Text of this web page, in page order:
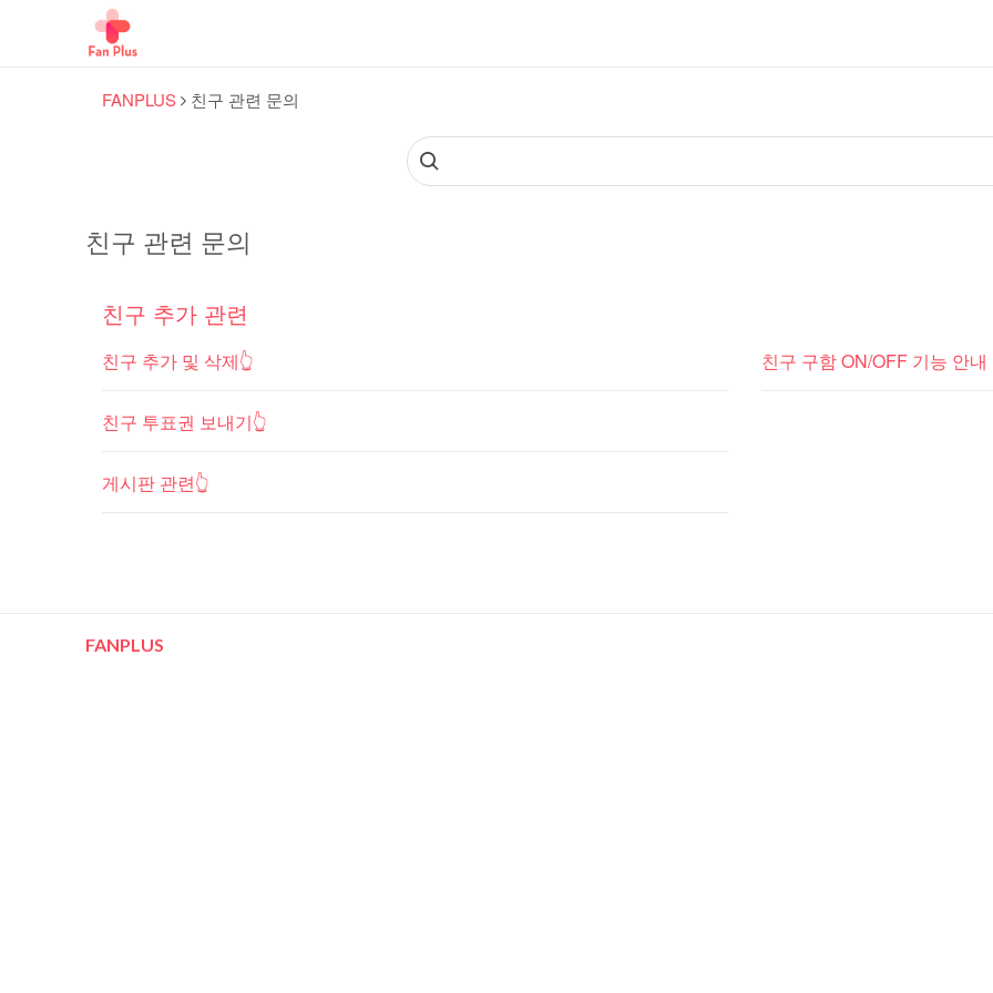
FANPLUS 친구 관련 문의
친구 관련 문의
친구 추가 관련
친구 추가 및 삭제👆
친구 투표권 보내기👆
게시판 관련👆
친구 구함 ON/OFF 기능 안내
FANPLUS